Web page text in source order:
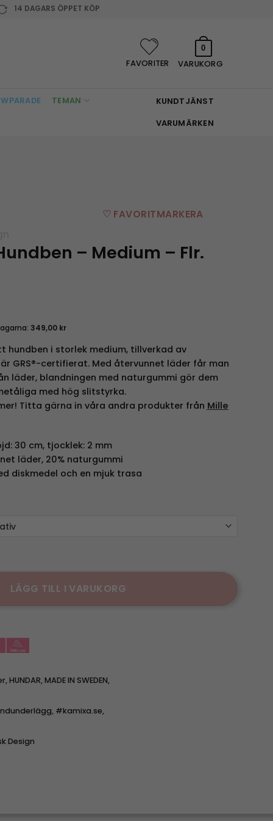
14 DAGARS ÖPPET KÖP
FAVORITER VARUKORG
0
TEMAN
KUNDTJÄNST
VARUMÄRKEN
♡ FAVORITMARKERA
– Medium – Flr.
349,00 kr
hundben i storlek medium, tillverkad av
GRS®-certifierat. Med återvunnet läder får man
läder, blandningen med naturgummi gör dem
med hög slitstyrka.
Titta gärna in våra andra produkter från Mille
30 cm, tjocklek: 2 mm
läder, 20% naturgummi
diskmedel och en mjuk trasa
LÄGG TILL I VARUKORG
,HUNDAR,MADE IN SWEDEN,
, #kamixa.se,
Design